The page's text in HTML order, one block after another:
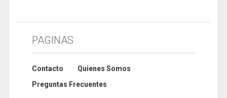
PAGINAS
Contacto
Quienes Somos
Preguntas Frecuentes